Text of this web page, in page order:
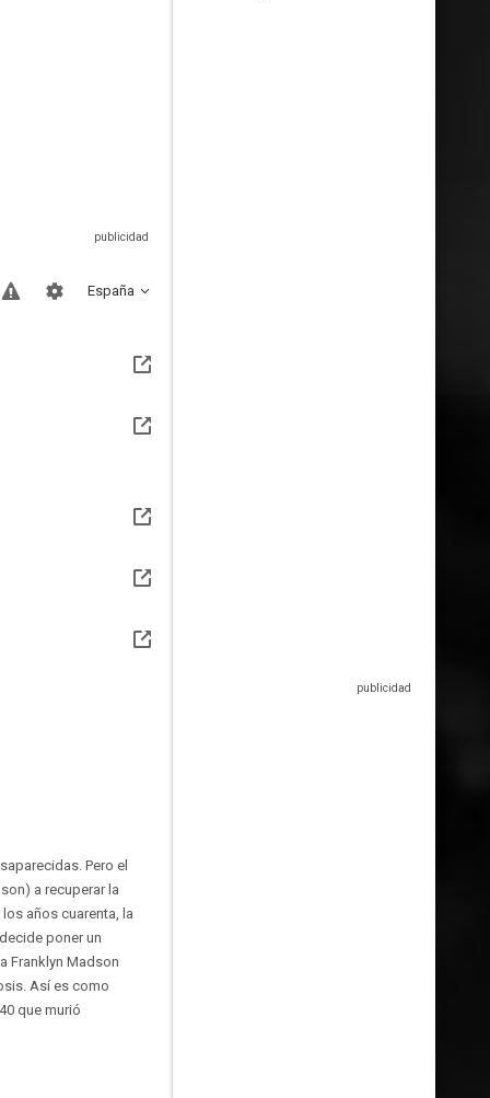
España
Pero el
a recuperar la
años cuarenta, la
poner un
Franklyn Madson
Así es como
que murió